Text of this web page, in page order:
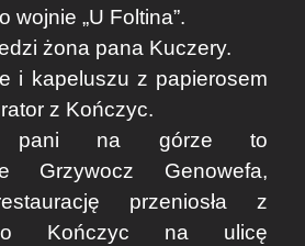
wojnie „U Foltina”.
żona pana Kuczery.
i kapeluszu z papierosem
z Kończyc.
pani na górze to
Grzywocz Genowefa,
przeniosła z
Kończyc na ulicę